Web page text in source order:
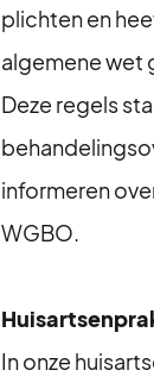
plichten en
algemene wet
Deze regels
informeren
WGBO.
In onze